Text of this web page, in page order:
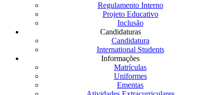
Regulamento Interno
Projeto Educativo
Inclusão
Candidaturas
Candidatura
International Students
Informações
Matrículas
Uniformes
Ementas